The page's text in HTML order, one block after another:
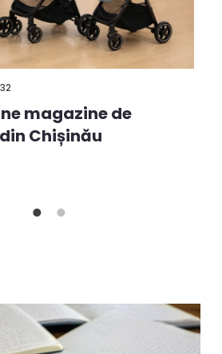
magazine de
Chișinău